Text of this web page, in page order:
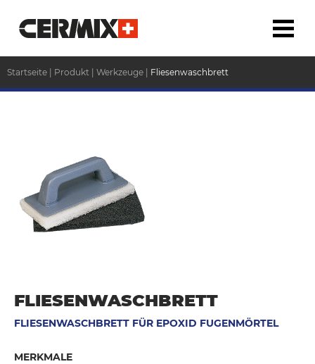
Startseite Produkt Werkzeuge Fliesenwaschbrett
FLIESENWASCHBRETT
FLIESENWASCHBRETT FÜR EPOXID FUGENMÖRTEL
MERKMALE